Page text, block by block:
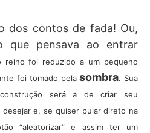
dos contos de fada! Ou,
que pensava ao entrar
reino foi reduzido a um pequeno
foi tomado pelasombra. Sua
será a de criar seu
desejar e, se quiser pular direto na
“aleatorizar” e assim ter um